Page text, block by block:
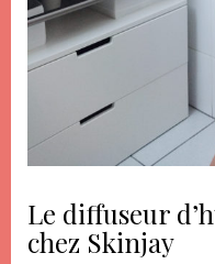
Le diffuseur
chez Skinjay